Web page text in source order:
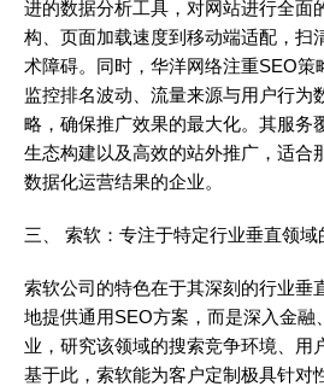
进的数据分析工具，对网站进行全面
构、页面加载速度到移动端适配，扫
术障碍。同时，华洋网络注重SEO策
监控排名波动、流量来源与用户行为
略，确保推广效果的最大化。其服务
生态构建以及高效的站外推广，适合
数据化运营结果的企业。
三、 索软：专注于特定行业垂直领域
索软公司的特色在于其深刻的行业垂
地提供通用SEO方案，而是深入金融
业，研究该领域的搜索竞争环境、用
基于此，索软能为客户定制极具针对